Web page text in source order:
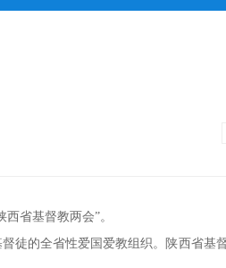
省基督教两会”。
徒的全省性爱国爱教组织。陕西省基